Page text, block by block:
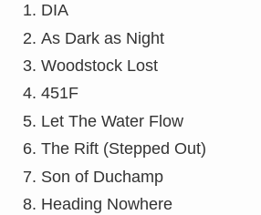
DIA
As Dark as Night
Woodstock Lost
451F
Let The Water Flow
The Rift (Stepped Out)
Son of Duchamp
Heading Nowhere